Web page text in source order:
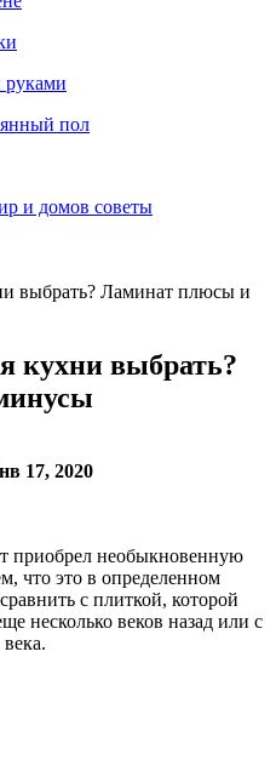
руками
пол
и домов советы
выбрать? Ламинат плюсы и
кухни выбрать?
17, 2020
приобрел необыкновенную
что это в определенном
с плиткой, которой
несколько веков назад или с